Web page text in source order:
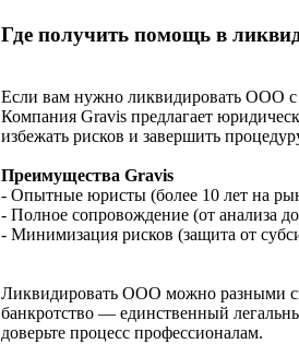
Где получить помощь в
Если вам нужно ликвидировать ООО с
Компания Gravis предлагает
избежать рисков и завершить
Преимущества Gravis
- Опытные юристы (более 10 лет на
- Полное сопровождение (от анализа
- Минимизация рисков (защита от
Ликвидировать ООО можно разными
банкротство — единственный
доверьте процесс профессионалам.